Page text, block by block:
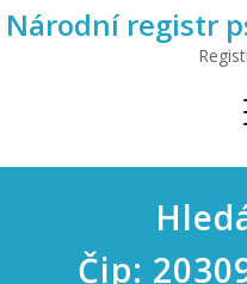
Národní registr
Čip: